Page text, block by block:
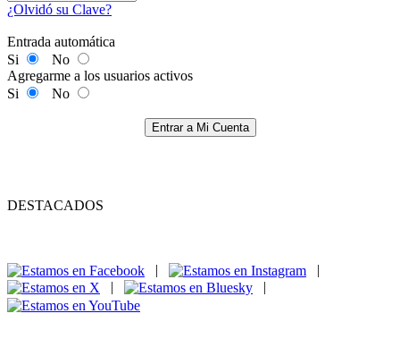
¿Olvidó su Clave?
Entrada automática
Si
No
Agregarme a los usuarios activos
Si
No
Entrar a Mi Cuenta
DESTACADOS
|
|
|
|